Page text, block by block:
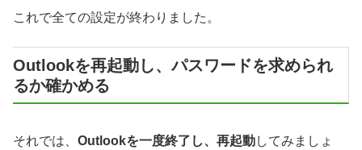
これで全ての設定が終わりました。
Outlookを再起動し、パスワードを求められ
るか確かめる
それでは、 Outlookを一度終了し、再起動してみましょ